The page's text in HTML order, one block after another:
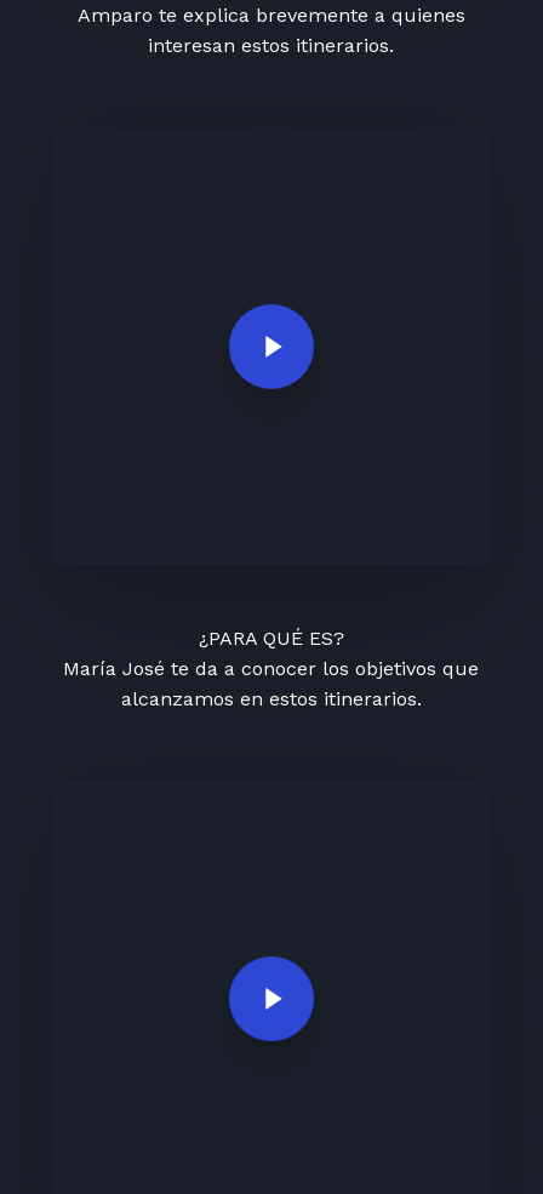
Amparo te explica brevemente a quienes
interesan estos itinerarios.
Play Video
¿PARA QUÉ ES?
María José te da a conocer los objetivos que
alcanzamos en estos itinerarios.
Play Video